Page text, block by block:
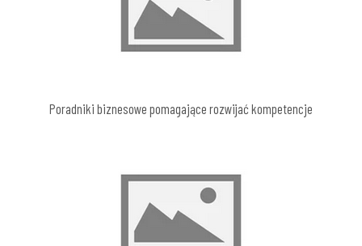
Poradniki biznesowe pomagające rozwijać kompetencje